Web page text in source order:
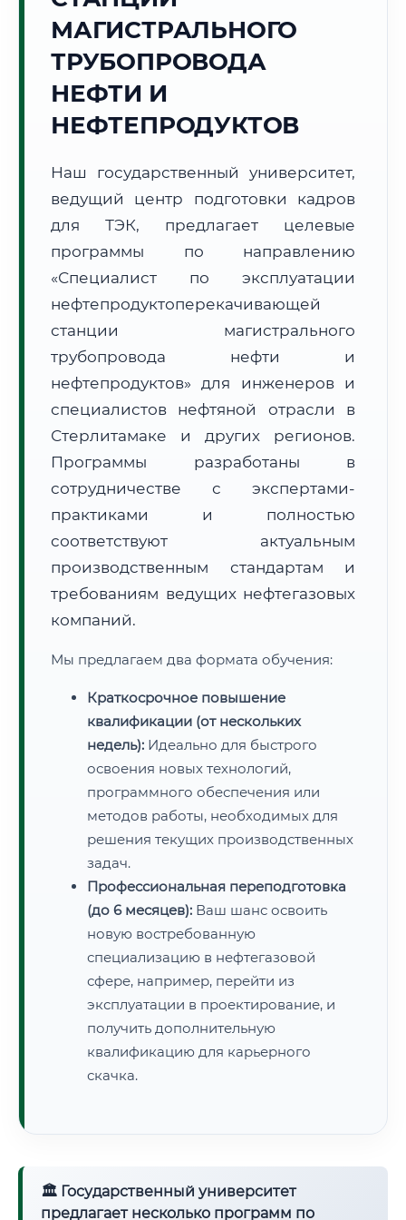
Расчет логистики оригиналов:
📜 Документы и аккредитация ФИС ФРДО
🔍Нажмите на документ для увеличения и просмотра
МАГИСТРАЛЬНОГО
ТРУБОПРОВОДА
НЕФТИ И
НЕФТЕПРОДУКТОВ
Наш государственный университет,
ведущий центр подготовки кадров
для ТЭК, предлагает целевые
программы по направлению
«Специалист по эксплуатации
нефтепродуктоперекачивающей
станции магистрального
трубопровода нефти и
нефтепродуктов» для инженеров и
специалистов нефтяной отрасли в
Стерлитамаке и других регионов.
Программы разработаны в
сотрудничестве с экспертами-
практиками и полностью
соответствуют актуальным
производственным стандартам и
требованиям ведущих нефтегазовых
компаний.
Мы предлагаем два формата обучения:
Краткосрочное повышение
квалификации (от нескольких
недель): Идеально для быстрого
освоения новых технологий,
программного обеспечения или
методов работы, необходимых для
решения текущих производственных
задач.
Профессиональная переподготовка
(до 6 месяцев): Ваш шанс освоить
новую востребованную
специализацию в нефтегазовой
сфере, например, перейти из
эксплуатации в проектирование, и
получить дополнительную
квалификацию для карьерного
скачка.
🏛 Государственный университет
предлагает несколько программ по